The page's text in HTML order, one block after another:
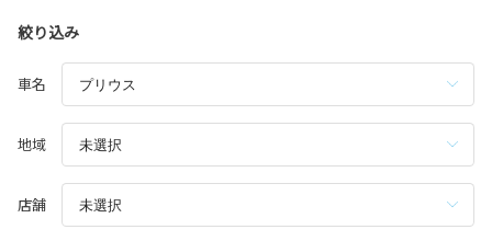
絞り込み
車名
地域
店舗